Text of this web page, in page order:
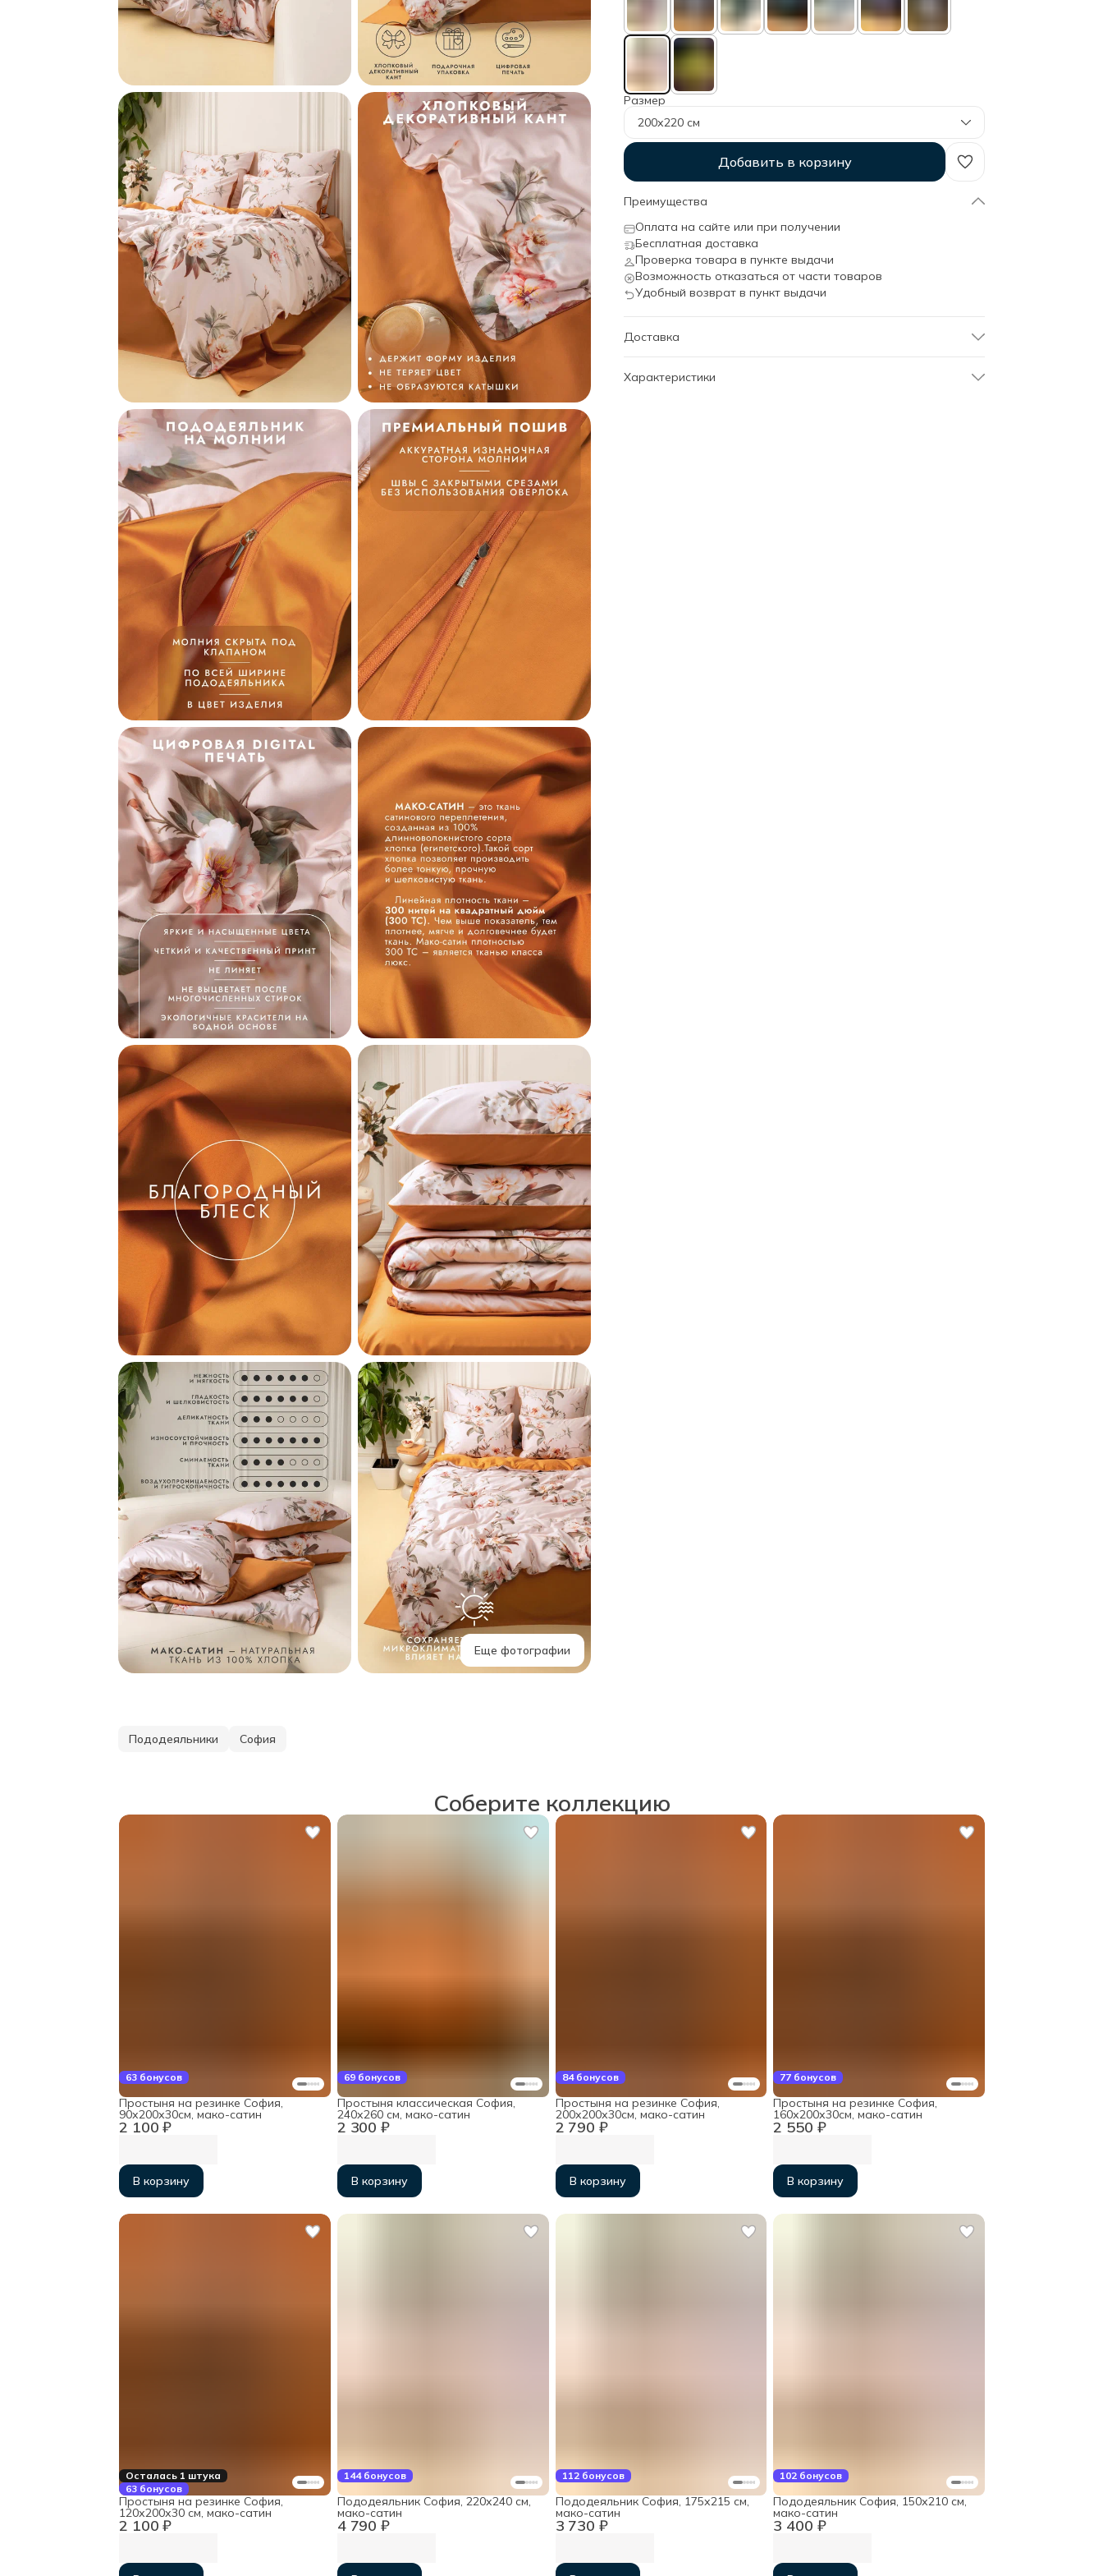
Еще фотографии
Размер
200х220 см
Добавить в корзину
Преимущества
Оплата на сайте или при получении
Бесплатная доставка
Проверка товара в пункте выдачи
Возможность отказаться от части товаров
Удобный возврат в пункт выдачи
Доставка
Характеристики
Пододеяльники София
Соберите коллекцию
63 бонусов
2 100 ₽
Простыня на резинке София,
90х200х30см, мако-сатин
В корзину
69 бонусов
2 300 ₽
Простыня классическая София,
240х260 см, мако-сатин
В корзину
84 бонусов
2 790 ₽
Простыня на резинке София,
200х200х30см, мако-сатин
В корзину
77 бонусов
2 550 ₽
Простыня на резинке София,
160х200х30см, мако-сатин
В корзину
Осталась 1 штука
63 бонусов
2 100 ₽
Простыня на резинке София,
120х200х30 см, мако-сатин
144 бонусов
4 790 ₽
Пододеяльник София, 220х240 см,
мако-сатин
112 бонусов
3 730 ₽
Пододеяльник София, 175х215 см,
мако-сатин
102 бонусов
3 400 ₽
Пододеяльник София, 150х210 см,
мако-сатин